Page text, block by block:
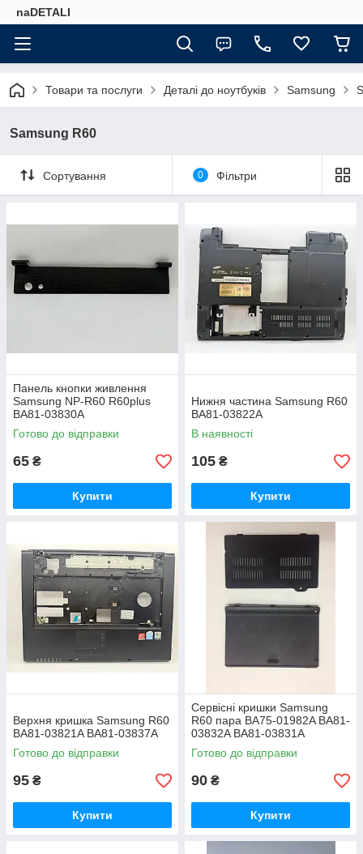
naDETALI
Товари та послуги Деталі до ноутбуків Samsung
Samsung R60
Сортування 0 Фільтри
Панель кнопки живлення
Samsung NP-R60 R60plus
BA81-03830A
Готово до відправки
65 ₴
Купити
Нижня частина Samsung R60
BA81-03822A
В наявності
105 ₴
Купити
Верхня кришка Samsung R60
BA81-03821A BA81-03837A
Готово до відправки
95 ₴
Купити
Сервісні кришки Samsung
R60 пара BA75-01982A BA81-
03832A BA81-03831A
Готово до відправки
90 ₴
Купити